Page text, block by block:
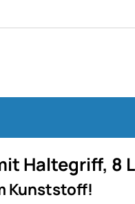
Haltegriff, 8
Kunststoff!